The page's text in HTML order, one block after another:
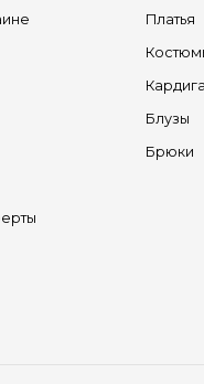
Платья
Блузы
Брюки